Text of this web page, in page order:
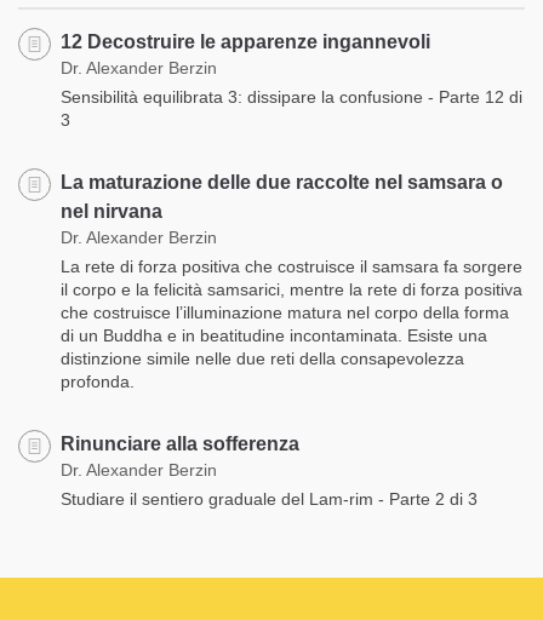
12 Decostruire le apparenze ingannevoli
Dr. Alexander Berzin
Sensibilità equilibrata 3: dissipare la confusione - Parte 12 di
3
La maturazione delle due raccolte nel samsara o
nel nirvana
Dr. Alexander Berzin
La rete di forza positiva che costruisce il samsara fa sorgere
il corpo e la felicità samsarici, mentre la rete di forza positiva
che costruisce l’illuminazione matura nel corpo della forma
di un Buddha e in beatitudine incontaminata. Esiste una
distinzione simile nelle due reti della consapevolezza
profonda.
Rinunciare alla sofferenza
Dr. Alexander Berzin
Studiare il sentiero graduale del Lam-rim - Parte 2 di 3